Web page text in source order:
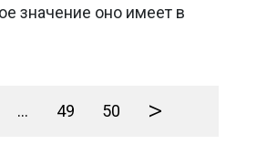
значение оно имеет в
... 49 50 >